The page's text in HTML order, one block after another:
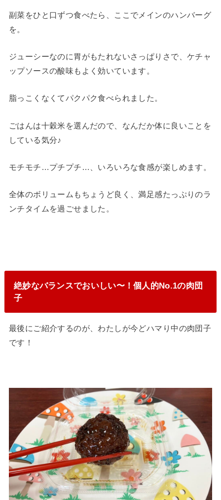
副菜をひと口ずつ食べたら、ここでメインのハンバーグ
を。
ジューシーなのに胃がもたれないさっぱりさで、ケチャ
ップソースの酸味もよく効いています。
脂っこくなくてパクパク食べられました。
ごはんは十穀米を選んだので、なんだか体に良いことを
している気分♪
モチモチ…プチプチ…、いろいろな食感が楽しめます。
全体のボリュームもちょうど良く、満足感たっぷりのラ
ンチタイムを過ごせました。
絶妙なバランスでおいしい〜！個人的No.1の肉団
子
最後にご紹介するのが、わたしが今どハマり中の肉団子
です！